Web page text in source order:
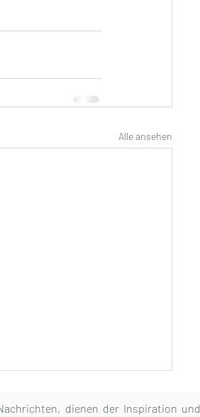
Alle ansehen
dienen der Inspiration und